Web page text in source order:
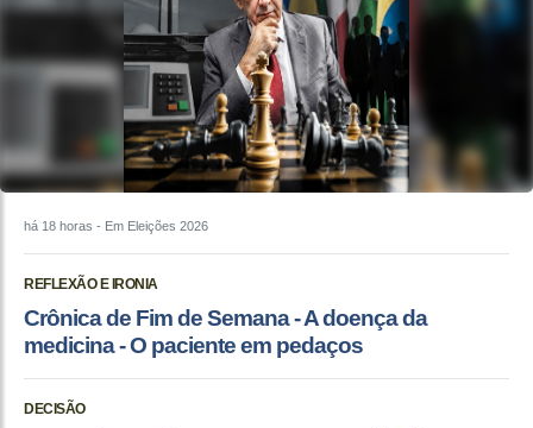
há 18 horas - Em Eleições 2026
REFLEXÃO E IRONIA
Crônica de Fim de Semana - A doença da
medicina - O paciente em pedaços
DECISÃO